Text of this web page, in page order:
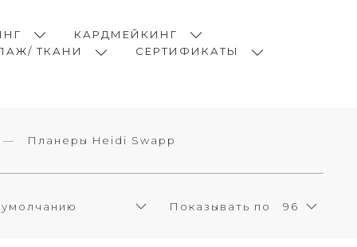
КАРДМЕЙКИНГ
ТКАНИ
СЕРТИФИКАТЫ
Планеры Heidi Swapp
Показывать по